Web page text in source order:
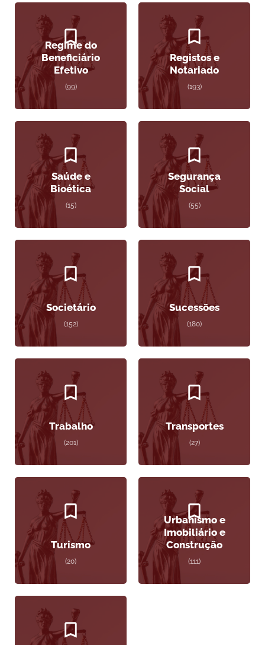
Regime do
Beneficiário
Efetivo
(99)
Registos e
Notariado
(193)
Saúde e
Bioética
(15)
Segurança
Social
(55)
Societário
(152)
Sucessões
(180)
Trabalho
(201)
Transportes
(27)
Turismo
(20)
Urbanismo e
Imobiliário e
Construção
(111)